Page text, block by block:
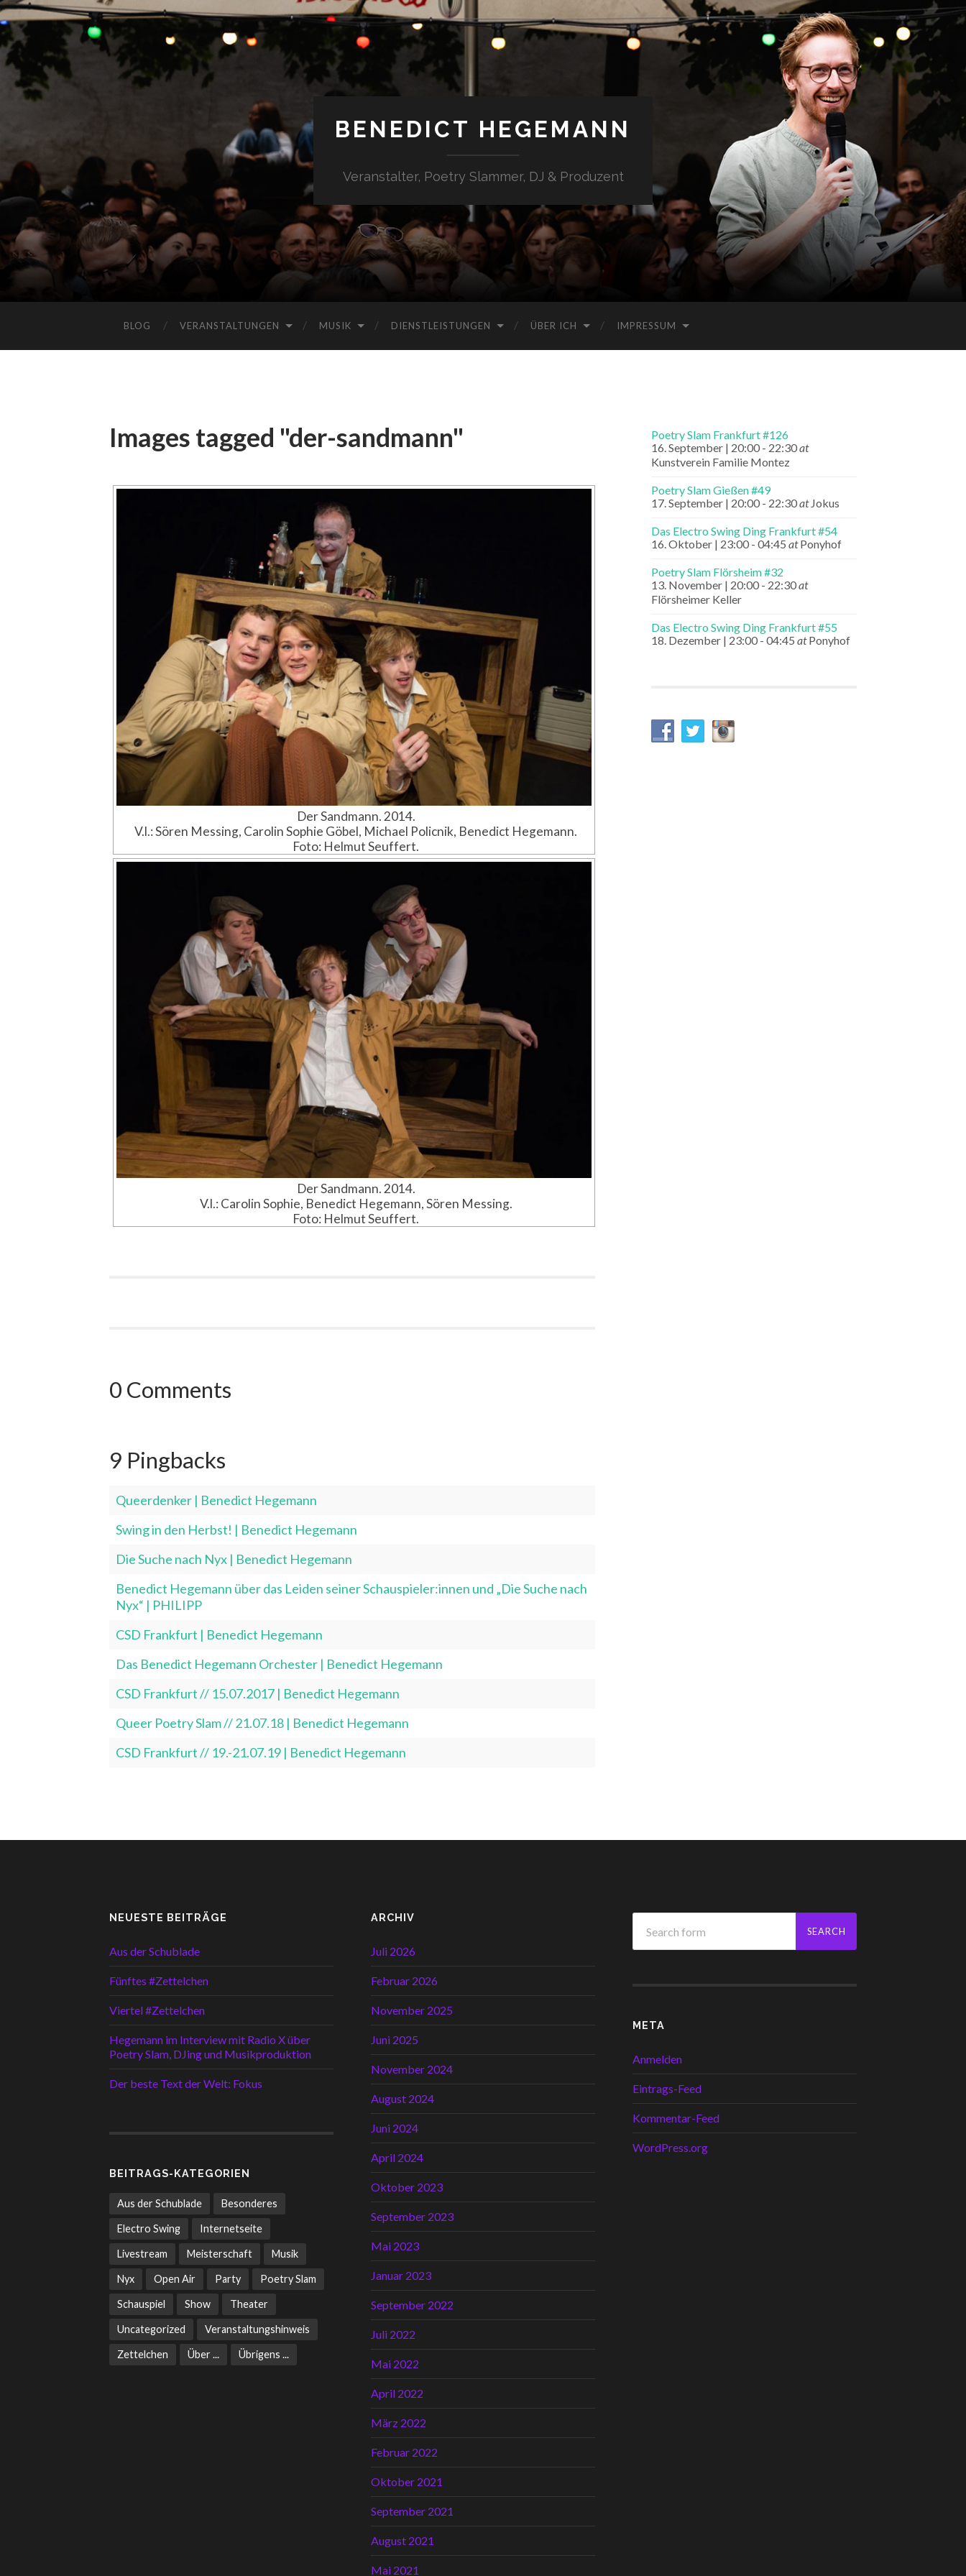
BENEDICT HEGEMANN
Veranstalter, Poetry Slammer, DJ & Produzent
BLOG VERANSTALTUNGEN MUSIK DIENSTLEISTUNGEN ÜBER ICH IMPRESSUM
Images tagged "der-sandmann"
Der Sandmann. 2014.
V.l.: Sören Messing, Carolin Sophie Göbel, Michael Policnik, Benedict Hegemann.
Foto: Helmut Seuffert.
Der Sandmann. 2014.
V.l.: Carolin Sophie, Benedict Hegemann, Sören Messing.
Foto: Helmut Seuffert.
0 Comments
9 Pingbacks
Queerdenker | Benedict Hegemann
Swing in den Herbst! | Benedict Hegemann
Die Suche nach Nyx | Benedict Hegemann
Benedict Hegemann über das Leiden seiner Schauspieler:innen und „Die Suche nach
Nyx“ | PHILIPP
CSD Frankfurt | Benedict Hegemann
Das Benedict Hegemann Orchester | Benedict Hegemann
CSD Frankfurt // 15.07.2017 | Benedict Hegemann
Queer Poetry Slam // 21.07.18 | Benedict Hegemann
CSD Frankfurt // 19.-21.07.19 | Benedict Hegemann
Poetry Slam Frankfurt #126
16. September | 20:00 - 22:30at
Kunstverein Familie Montez
Poetry Slam Gießen #49
17. September | 20:00 - 22:30at Jokus
Das Electro Swing Ding Frankfurt #54
16. Oktober | 23:00 - 04:45 atPonyhof
Poetry Slam Flörsheim #32
13. November | 20:00 - 22:30at
Flörsheimer Keller
Das Electro Swing Ding Frankfurt #55
18. Dezember | 23:00 - 04:45 atPonyhof
NEUESTE BEITRÄGE
Aus der Schublade
Fünftes #Zettelchen
Viertel #Zettelchen
Hegemann im Interview mit Radio X über
Poetry Slam, DJing und Musikproduktion
Der beste Text der Welt: Fokus
BEITRAGS-KATEGORIEN
Aus der Schublade Besonderes
Electro Swing Internetseite
Livestream Meisterschaft Musik
Nyx Open Air Party Poetry Slam
Schauspiel Show Theater
Uncategorized Veranstaltungshinweis
Zettelchen Über ... Übrigens ...
ARCHIV
Juli 2026
Februar 2026
November 2025
Juni 2025
November 2024
August 2024
Juni 2024
April 2024
Oktober 2023
September 2023
Mai 2023
Januar 2023
September 2022
Juli 2022
Mai 2022
April 2022
März 2022
Februar 2022
Oktober 2021
September 2021
August 2021
Mai 2021
META
Anmelden
Eintrags-Feed
Kommentar-Feed
WordPress.org